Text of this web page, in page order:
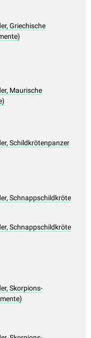
Griechische
Maurische
Schildkrötenpanzer
Schnappschildkröte
Schnappschildkröte
Skorpions-